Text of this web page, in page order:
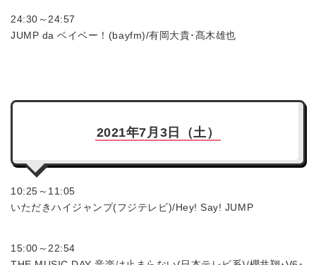
24:30～24:57
JUMP da ベイベー！(bayfm)/有岡大貴･髙木雄也
2021年7月3日（土）
10:25～11:05
いただきハイジャンプ(フジテレビ)/Hey! Say! JUMP
15:00～22:54